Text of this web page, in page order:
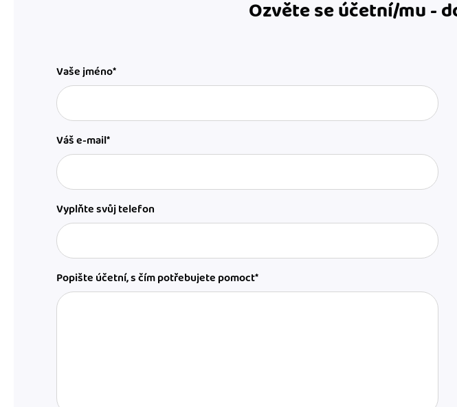
Ozvěte se účetní/mu -
Vaše jméno*
Váš e-mail*
Vyplňte svůj telefon
Popište účetní, s čím potřebujete pomoct*